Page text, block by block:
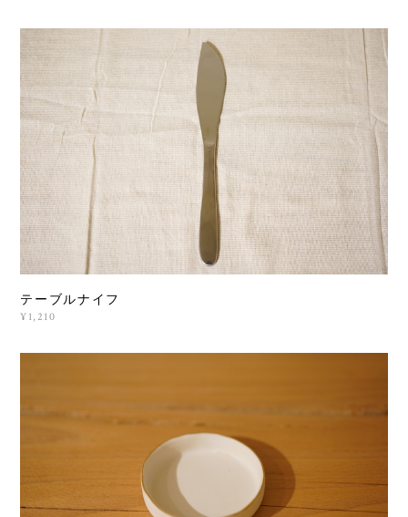
テーブルナイフ
¥1,210